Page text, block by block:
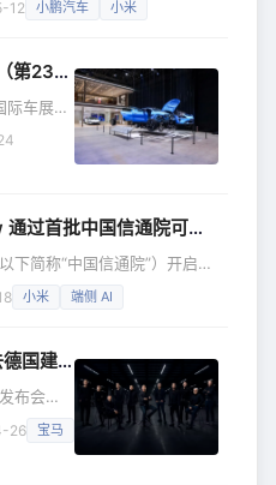
于小米
，或者
样子。 没想到啊，目前真实
有差距的，跟小米汽车自己公
以说非常大！今天，根据汽
12 小鹏汽车 小米
集）
车展专
？ 明天
现场主
结束之
直播，欢
通院可信AI手机端智能助手（Claw）评测
下简称“中国信通院”）开启手
Xiaomi miclaw 成为国内首
瞻性布局。 中国信通院人工智
并发布了《智能助手基准测试
端智能助手的基础能力、端侧
小米 端侧 AI
心：有人才！
布会
正式亮
员，几
26
宝马